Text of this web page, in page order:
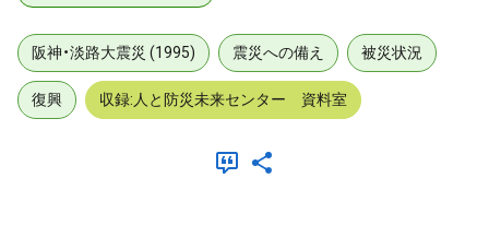
阪神・淡路大震災 (1995) 震災への備え 被災状況
復興 収録:人と防災未来センター 資料室